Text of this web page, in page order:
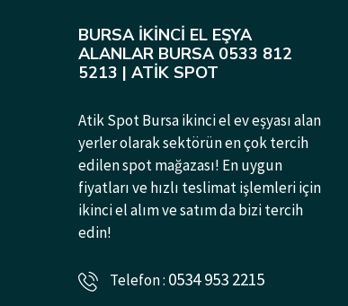
BURSA İKINCI EL EŞYA
ALANLAR BURSA 0533 812
5213 | ATIK SPOT
Atik Spot Bursa ikinci el ev eşyası alan
yerler olarak sektörün en çok tercih
edilen spot mağazası! En uygun
fiyatları ve hızlı teslimat işlemleri için
ikinci el alım ve satım da bizi tercih
edin!
Telefon : 0534 953 2215